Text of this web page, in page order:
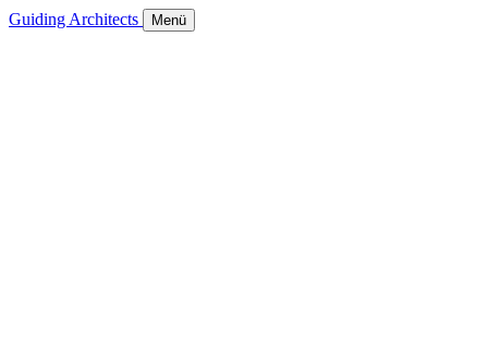
Guiding Architects Menü